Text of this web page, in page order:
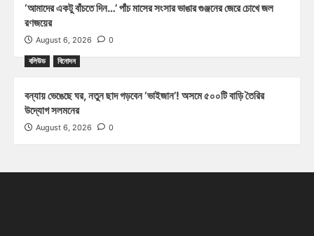
‘আমাদের একটু বাঁচতে দিন…’ পাঁচ মাসের সংসার ভাঙার গুঞ্জনের জেরে চোখে জল
রণজয়ের
August 6, 2026 0
বলিউড বিনোদন
বন্যায় ভেঙেছে ঘর, নতুন ছাদ গড়বেন ‘ভাইজান’! অসমে ৫০০টি বাড়ি তৈরির
উদ্যোগ সলমনের
August 6, 2026 0